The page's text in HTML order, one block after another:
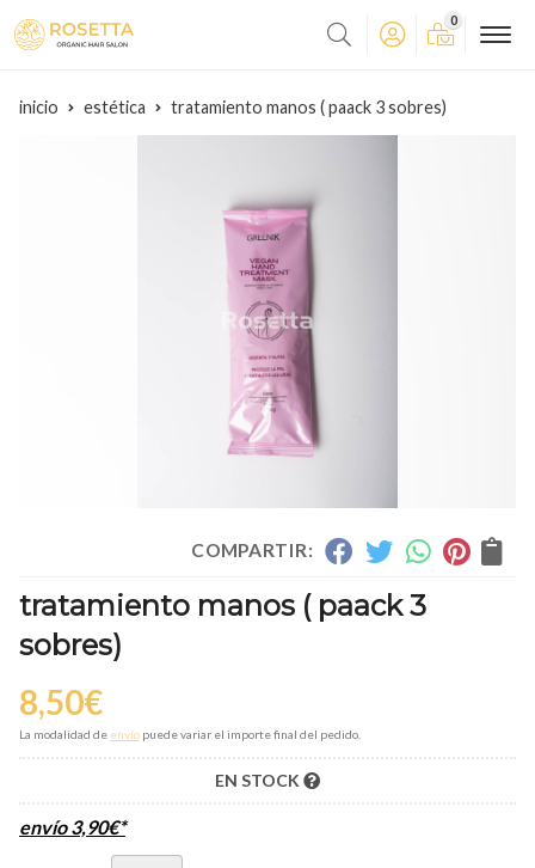
0
inicio estética tratamiento manos ( paack 3 sobres)
COMPARTIR:
tratamiento manos ( paack 3
sobres)
8,50€
La modalidad de envío puede variar el importe final del pedido.
EN STOCK
envío3,90€*